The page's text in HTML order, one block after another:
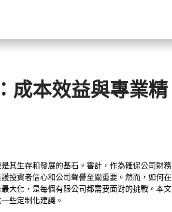
成本效益與專業精
其生存和發展的基石。審計，作為確保公司財務
投資者信心和公司聲譽至關重要。然而，如何在
大化，是每個有限公司都需要面對的挑戰。本文
些定制化建議。